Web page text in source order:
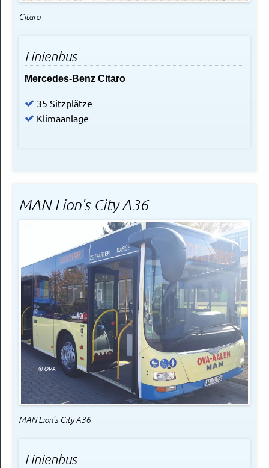
Citaro
Linienbus
Mercedes-Benz Citaro
35 Sitzplätze
Klimaanlage
MAN Lion's City A36
MAN Lion's City A36
© OVA
Linienbus